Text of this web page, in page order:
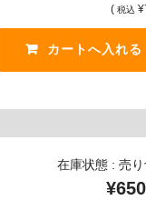
( 税込
在庫状態 : 売
¥650